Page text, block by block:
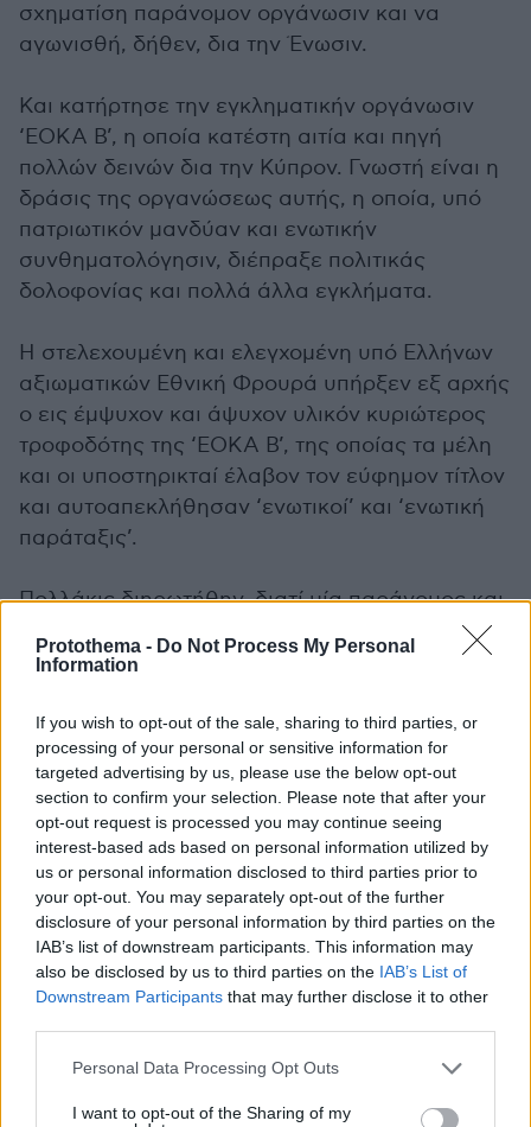
Protothema - Do Not Process My Personal
Information
If you wish to opt-out of the sale, sharing to third parties, or
processing of your personal or sensitive information for
targeted advertising by us, please use the below opt-out
section to confirm your selection. Please note that after your
opt-out request is processed you may continue seeing
interest-based ads based on personal information utilized by
us or personal information disclosed to third parties prior to
your opt-out. You may separately opt-out of the further
disclosure of your personal information by third parties on the
IAB’s list of downstream participants. This information may
also be disclosed by us to third parties on the IAB’s List of
Downstream Participants that may further disclose it to other
Please note that this website/app uses one or more Google
not limited to your visit or usage behaviour. You may click to
Personal Data Processing Opt Outs
I want to opt-out of the Sharing of my
σχηματίση παράνομον οργάνωσιν και να
αγωνισθή, δήθεν, δια την Ένωσιν.
Και κατήρτησε την εγκληματικήν οργάνωσιν
‘ΕΟΚΑ Β’, η οποία κατέστη αιτία και πηγή
πολλών δεινών δια την Κύπρον. Γνωστή είναι η
δράσις της οργανώσεως αυτής, η οποία, υπό
πατριωτικόν μανδύαν και ενωτικήν
συνθηματολόγησιν, διέπραξε πολιτικάς
δολοφονίας και πολλά άλλα εγκλήματα.
Η στελεχουμένη και ελεγχομένη υπό Ελλήνων
αξιωματικών Εθνική Φρουρά υπήρξεν εξ αρχής
ο εις έμψυχον και άψυχον υλικόν κυριώτερος
τροφοδότης της ‘ΕΟΚΑ Β’, της οποίας τα μέλη
και οι υποστηρικταί έλαβον τον εύφημoν τίτλον
και αυτοαπεκλήθησαν ‘ενωτικοί’ και ‘ενωτική
παράταξις’.
Πολλάκις διηρωτήθην, διατί μία παράνομος και
επιζήμιος εθνικώς οργάνωσις, η οποία επιφέρει
διαιρέσεις και διχονοίας, διανοίγει ρήγματα εις
Κυπριακόν Ελληνισμόν προς εμφύλιον
σπαραγμόν, υποστηρίζεται υπό Ελλήνων
αξιωματικών;
Και πλειστάκις επίσης διηρωτήθην, κατά πόσον
η τοιαύτη υποστήριξις τυγχάνει της εγκρίσεως
της Ελληνικής Κυβερνήσεως;
Έκαμα διαφόρους σκέψεις και υποθετικούς
συλλογισμούς, δια να εύρω λογικήν απάντησιν
εις τας απορίας και τα ερωτήματά μου.